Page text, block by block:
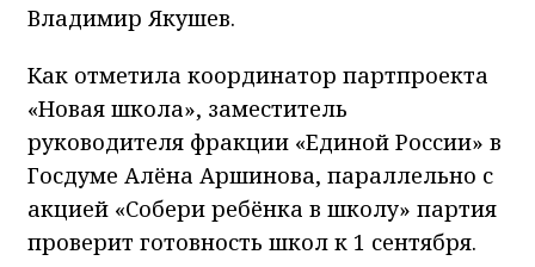
Владимир Якушев.
Как отметила координатор партпроекта
«Новая школа», заместитель
руководителя фракции «Единой России» в
Госдуме Алёна Аршинова, параллельно с
акцией «Собери ребёнка в школу» партия
проверит готовность школ к 1 сентября.